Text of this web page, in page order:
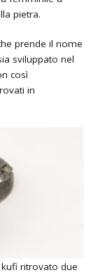
pietra.
prende il nome
sviluppato nel
così
in
ritrovato due